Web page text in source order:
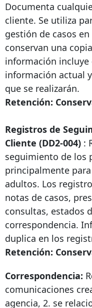
Documenta
cliente. Se utiliza
gestión de casos
conservan una
información
información actual
que se realizarán.
Retención:
Registros de
Cliente (DD2-004) :
seguimiento de los
principalmente
adultos. Los
notas de casos,
consultas, estados
correspondencia.
duplica en los
Retención:
Correspondencia:
comunicaciones
agencia, 2. se